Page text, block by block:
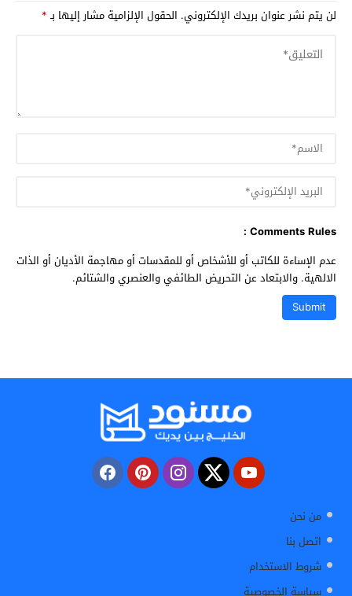
لن يتم نشر عنوان بريدك الإلكتروني. الحقول الإلزامية مشار إليها بـ*
Comments Rules :
عدم الإساءة للكاتب أو للأشخاص أو للمقدسات أو مهاجمة الأديان أو الذات
الالهية. والابتعاد عن التحريض الطائفي والعنصري والشتائم.
من نحن
اتصل بنا
شروط الاستخدام
سياسة الخصوصية